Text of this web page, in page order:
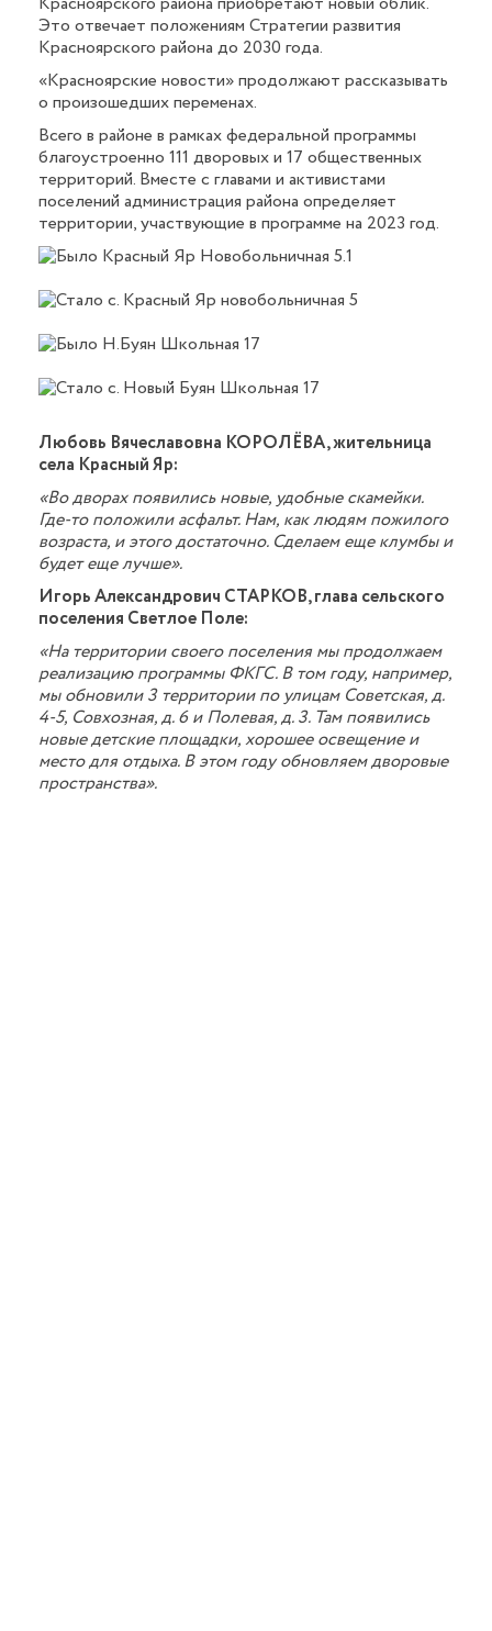
Это отвечает положениям Стратегии развития
Красноярского района до 2030 года.
«Красноярские новости» продолжают рассказывать
о произошедших переменах.
Всего в районе в рамках федеральной программы
благоустроенно 111 дворовых и 17 общественных
территорий. Вместе с главами и активистами
поселений администрация района определяет
территории, участвующие в программе на 2023 год.
Любовь Вячеславовна КОРОЛЁВА, жительница
села Красный Яр:
«Во дворах появились новые, удобные скамейки.
Где-то положили асфальт. Нам, как людям пожилого
возраста, и этого достаточно. Сделаем еще клумбы и
будет еще лучше».
Игорь Александрович СТАРКОВ, глава сельского
поселения Светлое Поле:
«На территории своего поселения мы продолжаем
реализацию программы ФКГС. В том году, например,
мы обновили 3 территории по улицам Советская, д.
4-5, Совхозная, д. 6 и Полевая, д. 3. Там появились
новые детские площадки, хорошее освещение и
место для отдыха. В этом году обновляем дворовые
пространства».